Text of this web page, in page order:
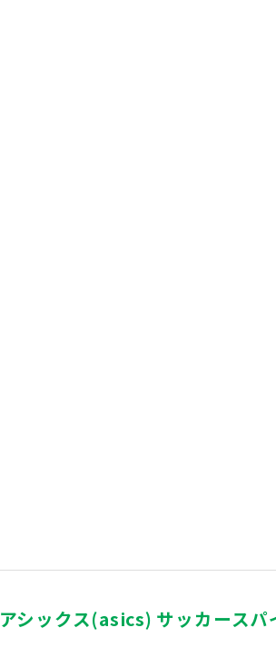
アシックス(asics) サッカース